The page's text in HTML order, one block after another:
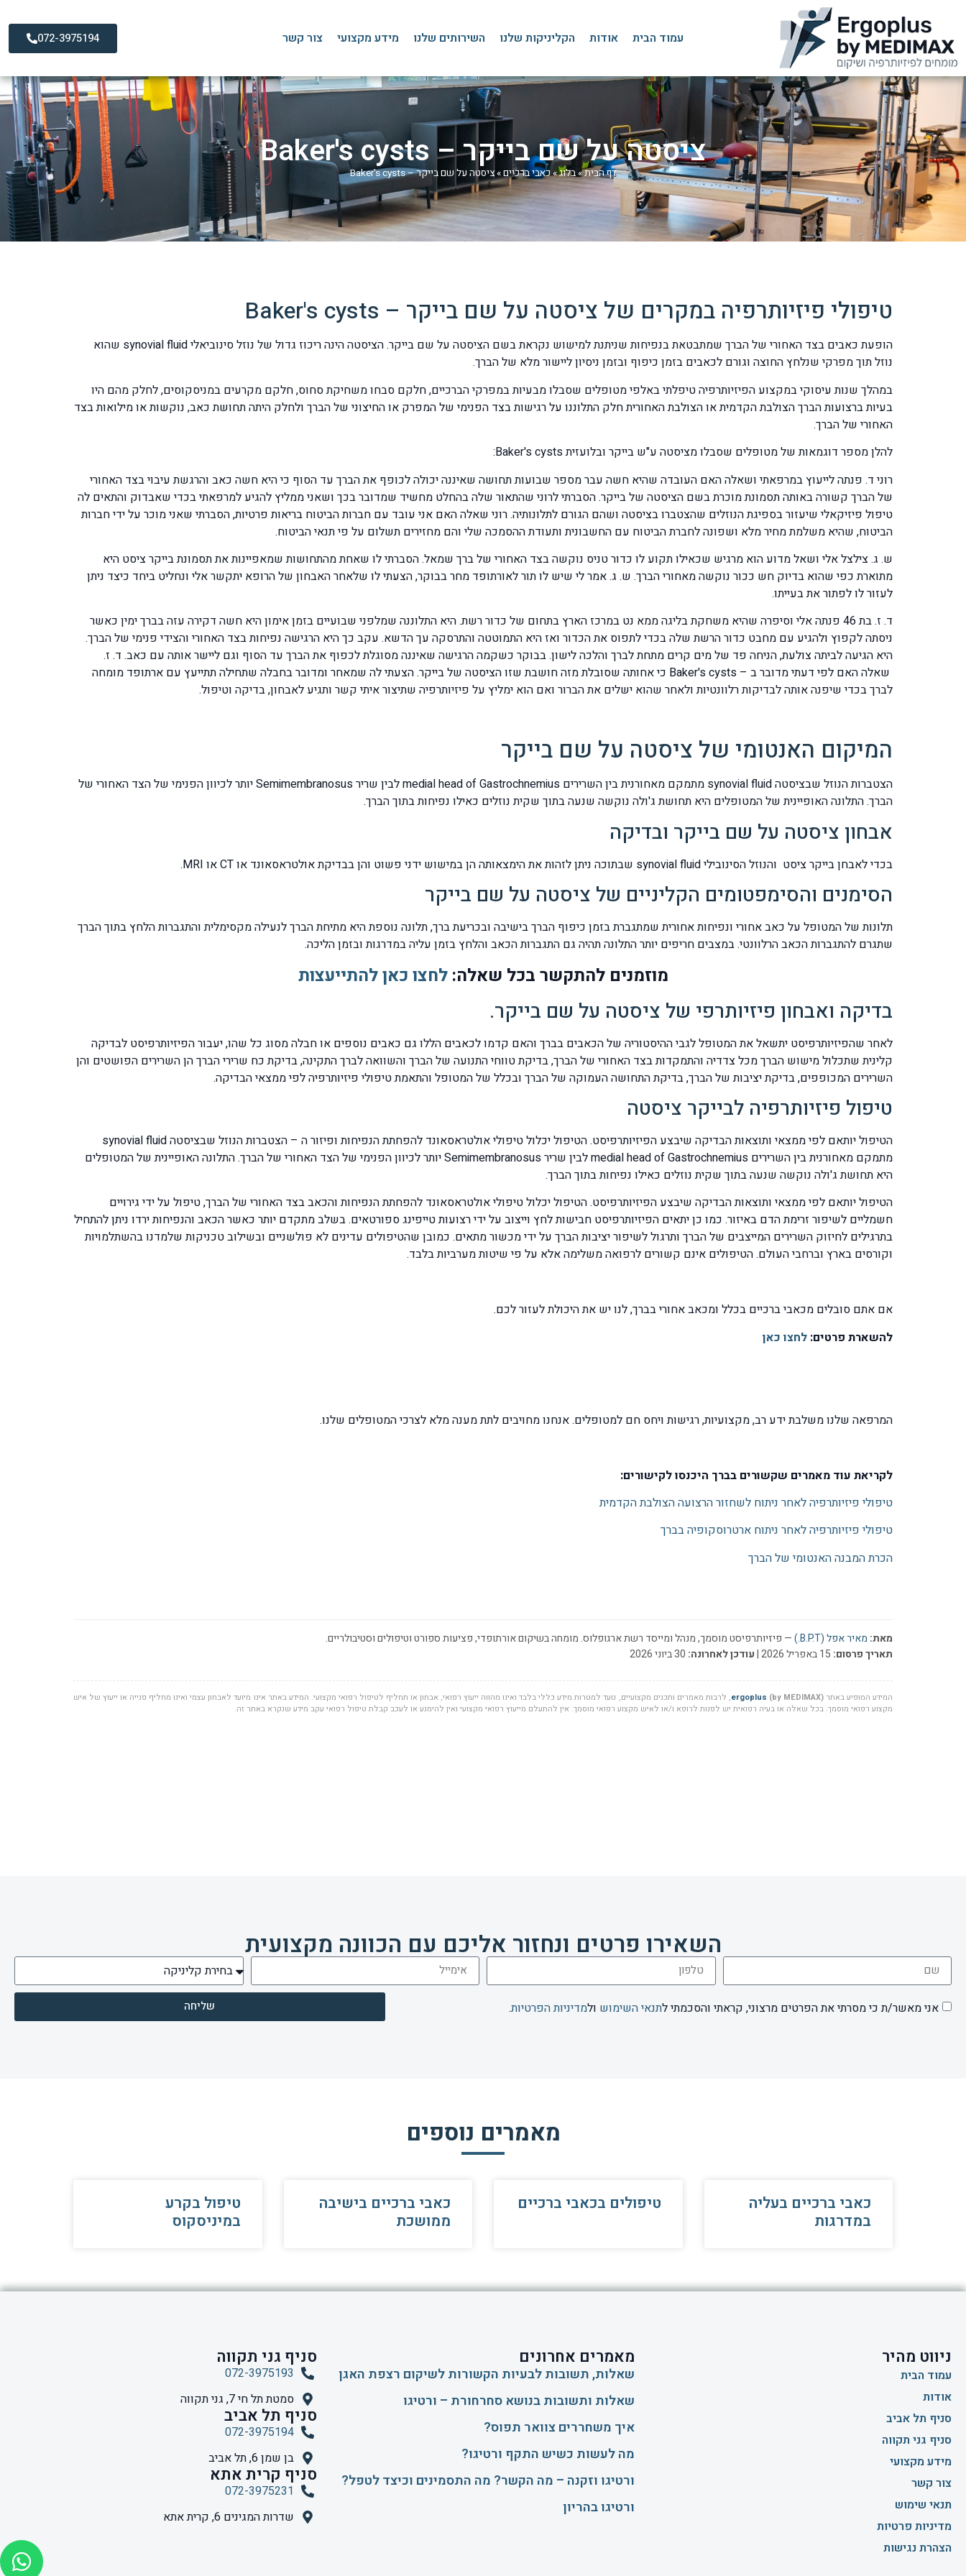
עמוד הבית אודות הקליניקות שלנו השירותים שלנו מידע מקצועי צור קשר 072-3975194
ציסטה על שם בייקר – Baker's cysts
דף הבית»בלוג»כאבי ברכיים»ציסטה על שם בייקר – Baker's cysts
טיפולי פיזיותרפיה במקרים של ציסטה על שם בייקר – Baker's cysts
הופעת כאבים בצד האחורי של הברך שמתבטאת בנפיחות שניתנת למישוש נקראת בשם הציסטה על שם בייקר. הציסטה הינה ריכוז גדול של נוזל סינוביאלי synovial fluid שהוא
נוזל תוך מפרקי שנלחץ החוצה וגורם לכאבים בזמן כיפוף ובזמן ניסיון ליישור מלא של הברך.
במהלך שנות עיסוקי במקצוע הפיזיותרפיה טיפלתי באלפי מטופלים שסבלו מבעיות במפרקי הברכיים, חלקם סבחו משחיקת סחוס, חלקם מקרעים במניסקוסים, לחלק מהם היו
בעיות ברצועות הברך הצולבת הקדמית או הצולבת האחורית חלק התלוננו על רגישות בצד הפנימי של המפרק או החיצוני של הברך ולחלק היתה תחושת כאב, נוקשות או מילואות בצד
האחורי של הברך.
להלן מספר דוגמאות של מטופלים שסבלו מציסטה ע"ש בייקר ובלועזית Baker's cysts:
רוני ד. פנתה לייעוץ במרפאתי ושאלה האם העובדה שהיא חשה עבר מספר שבועות תחושה שאיננה יכולה לכופף את הברך עד הסוף כי היא חשה כאב והרגשת עיבוי בצד האחורי
של הברך קשורה באותה תסמונת מוכרת בשם הציסטה של בייקר. הסברתי לרוני שהתאור שלה בהחלט מחשיד שמדובר בכך ושאני ממליץ להגיע למרפאתי בכדי שאבדוק והתאים לה
טיפול פיזיקאלי שיעזור בספיגת הנוזלים שהצטברו בציסטה ושהם הגורם לתלונותיה. רוני שאלה האם אני עובד עם חברות הביטוח בריאות פרטיות, הסברתי שאני מוכר על ידי חברות
הביטוח, שהיא משלמת מחיר מלא ושפונה לחברת הביטוח עם החשבונית ותעודת ההסמכה שלי והם מחזירים תשלום על פי תנאי הביטוח.
ש. ג. צילצל אלי ושאל מדוע הוא מרגיש שכאילו תקוע לו כדור טניס נוקשה בצד האחורי של ברך שמאל. הסברתי לו שאחת מהתחושות שמאפיינות את תסמונת בייקר ציסט היא
מתוארת כפי שהוא בדיוק חש ככור נוקשה מאחורי הברך. ש. ג. אמר לי שיש לו תור לאורתופד מחר בבוקר, הצעתי לו שלאחר האבחון של הרופא יתקשר אלי ונחליט ביחד כיצד ניתן
לעזור לו לפתור את בעייתו.
ד. ז. בת 46 פנתה אלי וסיפרה שהיא משחקת בליגה ממא נט במרכז הארץ בתחום של כדור רשת. היא התלוננה שמלפני שבועיים בזמן אימון היא חשה דקירה עזה בברך ימין כאשר
ניסתה לקפוץ ולהגיע עם מחבט כדור הרשת שלה בכדי לתפוס את הכדור ואז היא התמוטטה והתרסקה עך הדשא. עקב כך היא הרגישה נפיחות בצד האחורי והצידי פנימי של הברך.
היא הגיעה לביתה צולעת, הניחה פד של מים קרים מתחת לברך והלכה לישון. בבוקר כשקמה הרגישה שאיננה מסוגלת לכפוף את הברך עד הסוף וגם ליישר אותה עם כאב. ד. ז.
שאלה האם לפי דעתי מדובר ב – Baker's cysts כי אחותה שסובלת מזה חושבת שזו הציסטה של בייקר. הצעתי לה שמאחר ומדובר בחבלה שתחילה תתייעץ עם ארתופד מומחה
לברך בכדי שיפנה אותה לבדיקות רלוונטיות ולאחר שהוא ישלים את הברור ואם הוא ימליץ על פיזיותרפיה שתיצור איתי קשר ותגיע לאבחון, בדיקה וטיפול.
המיקום האנטומי של ציסטה על שם בייקר
הצטברות הנוזל שבציסטה synovial fluid מתמקם מאחורנית בין השרירים medial head of Gastrochnemius לבין שריר Semimembranosus יותר לכיוון הפנימי של הצד האחורי של
הברך. התלונה האופיינית של המטופלים היא תחושת ג'ולה נוקשה שנעה בתוך שקית נוזלים כאילו נפיחות בתוך הברך.
אבחון ציסטה על שם בייקר ובדיקה
בכדי לאבחן בייקר ציסט והנוזל הסינובילי synovial fluid שבתוכה ניתן לזהות את הימצאותה הן במישוש ידני פשוט והן בבדיקת אולטראסאונד או CT או MRI.
הסימנים והסימפטומים הקליניים של ציסטה על שם בייקר
תלונות של המטופל על כאב אחורי ונפיחות אחורית שמתגברת בזמן כיפוף הברך בישיבה ובכריעת ברך, תלונה נוספת היא מתיחת הברך לנעילה מקסימלית והתגברות הלחץ בתוך הברך
שתגרם להתגברות הכאב הרלוונטי. במצבים חריפים יותר התלונה תהיה גם התגברות הכאב והלחץ בזמן עליה במדרגות ובזמן הליכה.
מוזמנים להתקשר בכל שאלה:לחצו כאן להתייעצות
בדיקה ואבחון פיזיותרפי של ציסטה על שם בייקר.
לאחר שהפיזיותרפיסט יתשאל את המטופל לגבי ההיסטוריה של הכאבים בברך והאם קדמו לכאבים הללו גם כאבים נוספים או חבלה מסוג כל שהו, יעבור הפיזיותרפיסט לבדיקה
קלינית שתכלול מישוש הברך מכל צדדיה והתמקדות בצד האחורי של הברך, בדיקת טווחי התנועה של הברך והשוואה לברך התקינה, בדיקת כח שרירי הברך הן השרירים הפושטים והן
השרירים המכופפים, בדיקת יציבות של הברך, בדיקת התחושה העמוקה של הברך ובכלל של המטופל והתאמת טיפולי פיזיותרפיה לפי ממצאי הבדיקה.
טיפול פיזיותרפיה לבייקר ציסטה
הטיפול יותאם לפי ממצאי ותוצאות הבדיקה שיבצע הפיזיותרפיסט. הטיפול יכלול טיפולי אולטראסאונד להפחתת הנפיחות ופיזור ה – הצטברות הנוזל שבציסטה synovial fluid
מתמקם מאחורנית בין השרירים medial head of Gastrochnemius לבין שריר Semimembranosus יותר לכיוון הפנימי של הצד האחורי של הברך. התלונה האופיינית של המטופלים
היא תחושת ג'ולה נוקשה שנעה בתוך שקית נוזלים כאילו נפיחות בתוך הברך.
הטיפול יותאם לפי ממצאי ותוצאות הבדיקה שיבצע הפיזיותרפיסט. הטיפול יכלול טיפולי אולטראסאונד להפחתת הנפיחות והכאב בצד האחורי של הברך, טיפול על ידי גירויים
חשמליים לשיפור זרימת הדם באיזור. כמו כן יתאים הפיזיותרפיסט חבישות לחץ וייצוב על ידי רצועות טייפינג ספורטאים. בשלב מתקדם יותר כאשר הכאב והנפיחות ירדו ניתן להתחיל
בתרגילים לחיזוק השרירים המייצבים של הברך ותרגול לשיפור יציבות הברך על ידי מכשור מתאים. כמובן שהטיפולים עדינים לא פולשניים ובשילוב טכניקות שלמדנו בהשתלמויות
וקורסים בארץ וברחבי העולם. הטיפולים אינם קשורים לרפואה משלימה אלא על פי שיטות מערביות בלבד.
אם אתם סובלים מכאבי ברכיים בכלל ומכאב אחורי בברך, לנו יש את היכולת לעזור לכם.
להשארת פרטים: לחצו כאן
המרפאה שלנו משלבת ידע רב, מקצועיות, רגישות ויחס חם למטופלים. אנחנו מחויבים לתת מענה מלא לצרכי המטופלים שלנו.
לקריאת עוד מאמרים שקשורים בברך היכנסו לקישורים:
טיפולי פיזיותרפיה לאחר ניתוח לשחזור הרצועה הצולבת הקדמית
טיפולי פיזיותרפיה לאחר ניתוח ארטרוסקופיה בברך
הכרת המבנה האנטומי של הברך
מאת: מאיר אפל (B.P.T.)
— פיזיותרפיסט מוסמך, מנהל ומייסד רשת ארגופלוס. מומחה בשיקום אורתופדי, פציעות ספורט וטיפולים וסטיבולריים.
תאריך פרסום:
עודכן לאחרונה:
המידע המופיע באתר ergoplus (by MEDIMAX)
, לרבות מאמרים ותכנים מקצועיים, נועד למטרות מידע כללי בלבד ואינו מהווה ייעוץ רפואי, אבחון או תחליף לטיפול רפואי מקצועי. המידע באתר אינו מיועד לאבחון עצמי ואינו מחליף פנייה או ייעוץ של איש
מקצוע רפואי מוסמך. בכל שאלה או בעיה רפואית יש לפנות לרופא ו/או לאיש מקצוע רפואי מוסמך. אין להתעלם מייעוץ רפואי מקצועי ואין להימנע או לעכב קבלת טיפול רפואי עקב מידע שנקרא באתר זה.
השאירו פרטים ונחזור אליכם עם הכוונה מקצועית
אני מאשר/ת כי מסרתי את הפרטים מרצוני, קראתי והסכמתי לתנאי השימוש ולמדיניות הפרטיות. שליחה
מאמרים נוספים
כאבי ברכיים בעליה
במדרגות
טיפולים בכאבי ברכיים
כאבי ברכיים בישיבה
ממושכת
טיפול בקרע
במיניסקוס
ניווט מהיר
עמוד הבית
אודות
סניף תל אביב
סניף גני תקווה
מידע מקצועי
צור קשר
תנאי שימוש
מדיניות פרטיות
הצהרת נגישות
מאמרים אחרונים
שאלות, תשובות לבעיות הקשורות לשיקום רצפת האגן
שאלות ותשובות בנושא סחרחורת – ורטיגו
איך משחררים צוואר תפוס?
​מה לעשות כשיש התקף ורטיגו?
ורטיגו וזקנה – מה הקשר? מה התסמינים וכיצד לטפל?
ורטיגו בהריון
סניף גני תקווה
072-3975193
סמטת תל חי 7, גני תקווה
סניף תל אביב
072-3975194
בן שמן 6, תל אביב
סניף קרית אתא
072-3975231
שדרות המגינים 6, קרית אתא